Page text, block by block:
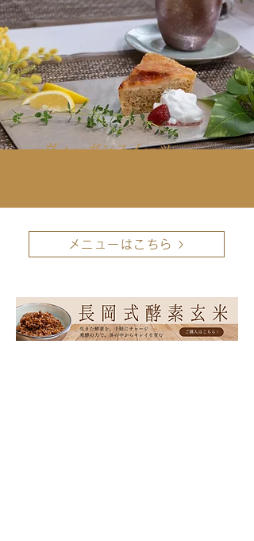
ヴィーガンスイーツ
メニューはこちら